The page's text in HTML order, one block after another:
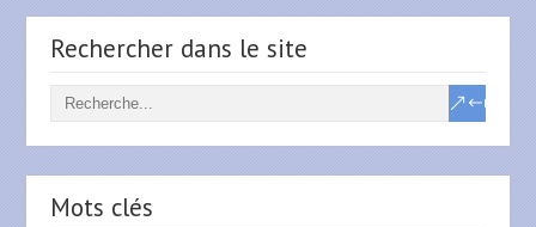
Rechercher dans le site
Mots clés